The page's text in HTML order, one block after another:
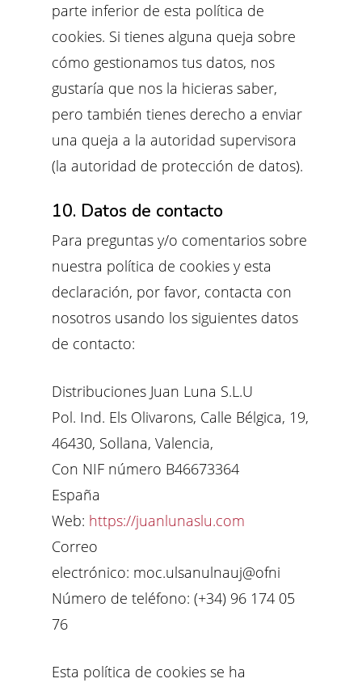
parte inferior de esta política de
cookies. Si tienes alguna queja sobre
cómo gestionamos tus datos, nos
gustaría que nos la hicieras saber,
pero también tienes derecho a enviar
una queja a la autoridad supervisora
(la autoridad de protección de datos).
10. Datos de contacto
Para preguntas y/o comentarios sobre
nuestra política de cookies y esta
declaración, por favor, contacta con
nosotros usando los siguientes datos
de contacto:
Distribuciones Juan Luna S.L.U
Pol. Ind. Els Olivarons, Calle Bélgica, 19,
46430, Sollana, Valencia,
Con NIF número B46673364
España
Web: https://juanlunaslu.com
Correo
electrónico: moc.ulsanulnauj@ofni
Número de teléfono: (+34) 96 174 05
76
Esta política de cookies se ha